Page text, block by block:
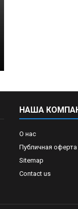
НАША
О нас
Публичная оферта
Sitemap
Contact us